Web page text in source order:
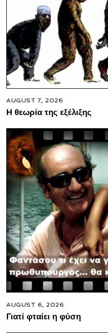
AUGUST 7, 2026
Η θεωρία της εξέλιξης
AUGUST 6, 2026
Γιατί φταίει η φύση